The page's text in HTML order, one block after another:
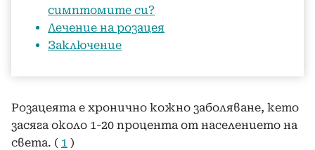
симптомите си?
Лечение на розацея
Заключение
Розацеята е хронично кожно заболяване, кето
засяга около 1-20 процента от населението на
света. ( 1 )